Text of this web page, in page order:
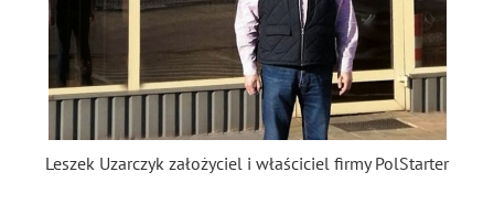
Leszek Uzarczyk założyciel i właściciel firmy PolStarter